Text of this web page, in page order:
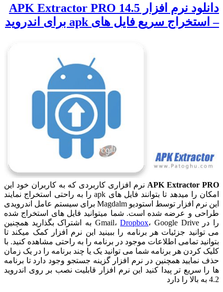
دانلود نرم افزار APK Extractor PRO 14.5
– استخراج سریع فایل های apk برای اندروید
APK Extractor PRO نرم افزاری کاربردی که به کاربران خود این
امکان را میدهد تا بتوانند فایل های apk را به راحتی استخراج نمایند
این نرم افزار توسط استودیو Magdalm برای سیستم عامل اندرویدی
طراحی و عرضه شده است. شما میتوانید فایل های استخراج شده
را در Gmail،
Dropbox
، Google Drive به اشتراک بگذارید همچنین
می توانید جزئیات هر برنامه را ببینید این نرم افزار کمک میکند تا
بتوانید تمامی اطلاعات موجود در برنامه را به راحتی مشاهده کنید. با
کلیک کردن هر برنامه شما می توانید یک یا چند برنامه را در یک زمان
حذف نمایید همچنین در نرم افزار گزینه جستجو وجود دارد تا برنامه
ها را سریع تر پیدا کنید این نرم افزار قابلیت نصب بر روی اندروید
4.2 به بالا را دارد